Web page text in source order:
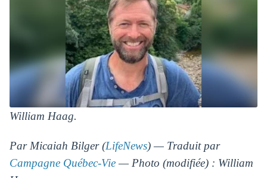
William Haag.
Par Micaiah Bilger (LifeNews) — Traduit par
Campagne Québec-Vie— Photo (modifiée) : William